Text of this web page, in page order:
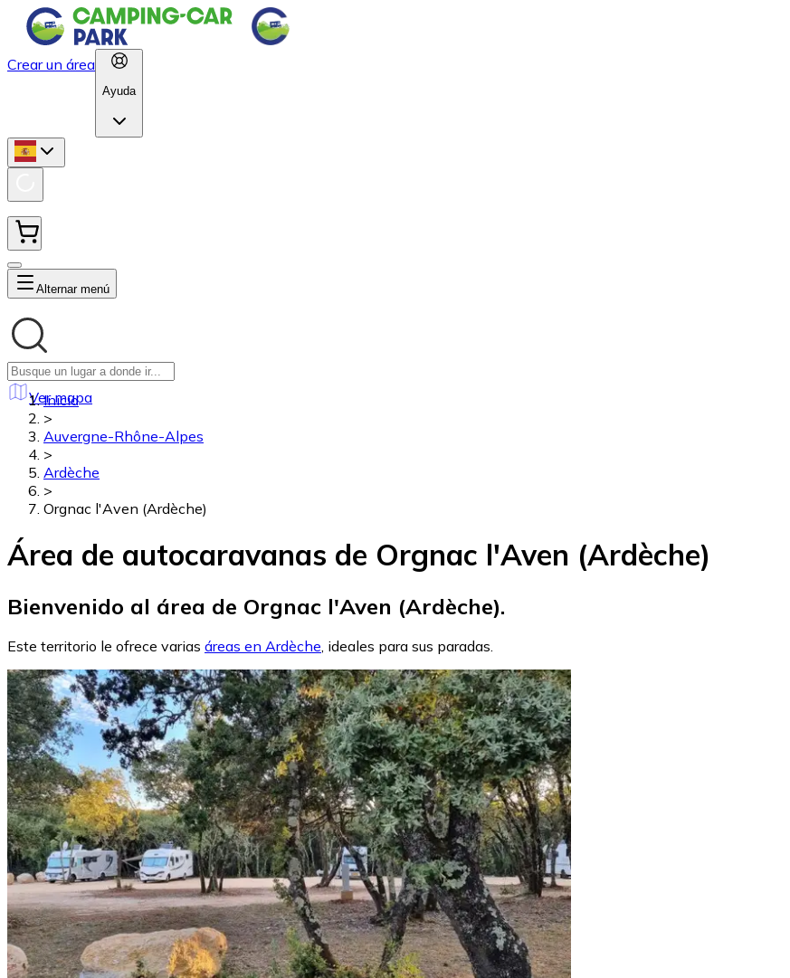
Crear un área
Ayuda
Alternar menú
Ver mapa
Inicio
>
Auvergne-Rhône-Alpes
>
Ardèche
>
Orgnac l'Aven (Ardèche)
Área de autocaravanas de Orgnac l'Aven (Ardèche)
Bienvenido al área de Orgnac l'Aven (Ardèche).
Este territorio le ofrece varias áreas en Ardèche, ideales para sus paradas.